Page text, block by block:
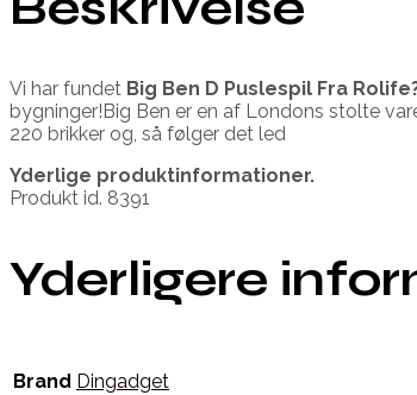
Vi har fundet Big Ben D Puslespil Fra
bygninger!Big Ben er en af Londons stolte
220 brikker og, så følger det led
Yderlige produktinformationer.
Produkt id. 8391
Yderligere
Brand Dingadget